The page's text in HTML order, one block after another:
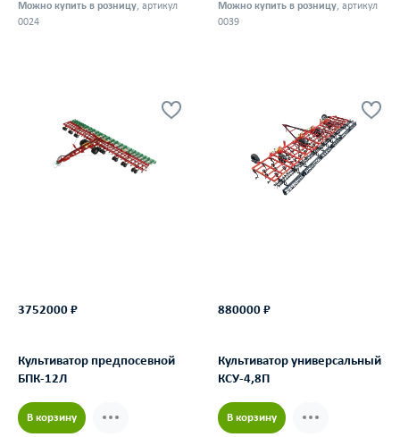
Можно купить в розницу, артикул
0024
Можно купить в розницу, артикул
0039
3752000 ₽
Культиватор предпосевной
БПК-12Л
В корзину
880000 ₽
Культиватор универсальный
КСУ-4,8П
В корзину